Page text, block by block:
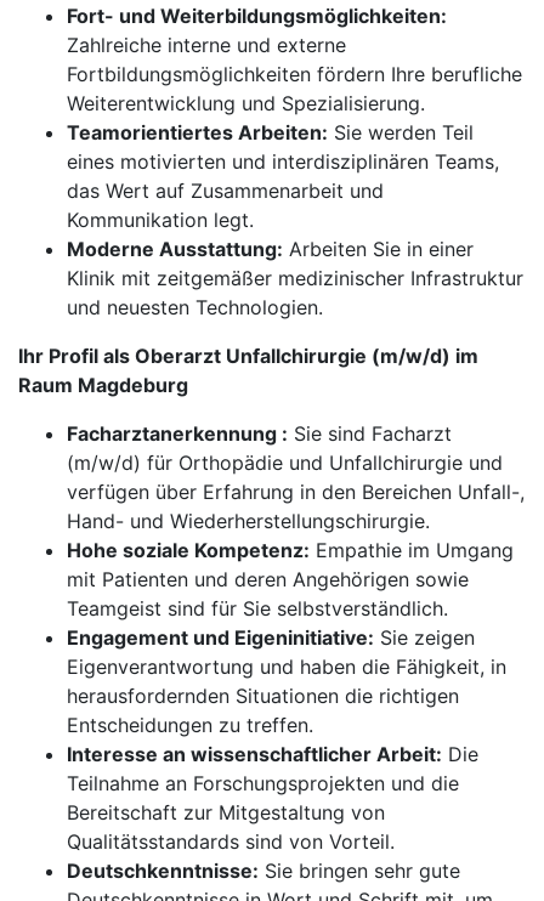
Fort- und Weiterbildungsmöglichkeiten:
Zahlreiche interne und externe
Fortbildungsmöglichkeiten fördern Ihre berufliche
Weiterentwicklung und Spezialisierung.
Teamorientiertes Arbeiten: Sie werden Teil
eines motivierten und interdisziplinären Teams,
das Wert auf Zusammenarbeit und
Kommunikation legt.
Moderne Ausstattung: Arbeiten Sie in einer
Klinik mit zeitgemäßer medizinischer Infrastruktur
und neuesten Technologien.
Ihr Profil als Oberarzt Unfallchirurgie (m/w/d) im
Raum Magdeburg
Facharztanerkennung : Sie sind Facharzt
(m/w/d) für Orthopädie und Unfallchirurgie und
verfügen über Erfahrung in den Bereichen Unfall-,
Hand- und Wiederherstellungschirurgie.
Hohe soziale Kompetenz: Empathie im Umgang
mit Patienten und deren Angehörigen sowie
Teamgeist sind für Sie selbstverständlich.
Engagement und Eigeninitiative: Sie zeigen
Eigenverantwortung und haben die Fähigkeit, in
herausfordernden Situationen die richtigen
Entscheidungen zu treffen.
Interesse an wissenschaftlicher Arbeit: Die
Teilnahme an Forschungsprojekten und die
Bereitschaft zur Mitgestaltung von
Qualitätsstandards sind von Vorteil.
Deutschkenntnisse: Sie bringen sehr gute